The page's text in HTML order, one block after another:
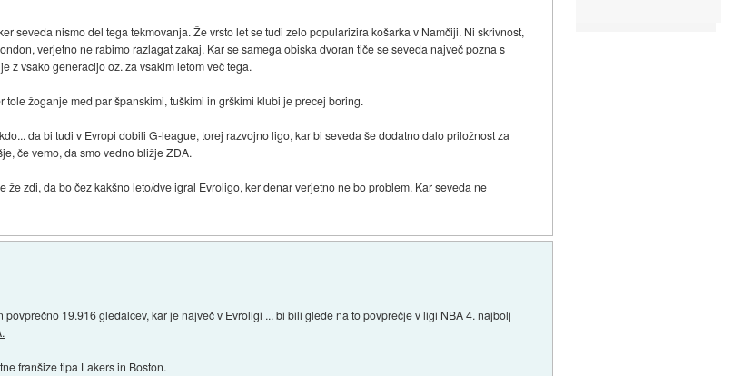
seveda nismo del tega tekmovanja. Že vrsto let se tudi zelo popularizira košarka v Namčiji. Ni skrivnost,
verjetno ne rabimo razlagat zakaj. Kar se samega obiska dvoran tiče se seveda največ pozna s
z vsako generacijo oz. za vsakim letom več tega.
žoganje med par španskimi, tuškimi in grškimi klubi je precej boring.
da bi tudi v Evropi dobili G-league, torej razvojno ligo, kar bi seveda še dodatno dalo priložnost za
če vemo, da smo vedno bližje ZDA.
zdi, da bo čez kakšno leto/dve igral Evroligo, ker denar verjetno ne bo problem. Kar seveda ne
19.916 gledalcev, kar je največ v Evroligi ... bi bili glede na to povprečje v ligi NBA 4. najbolj
franšize tipa Lakers in Boston.